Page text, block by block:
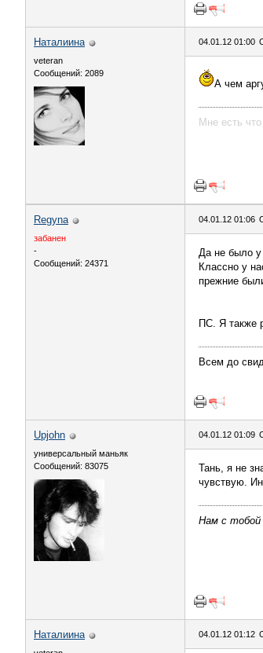
Наталиина
veteran
Сообщений: 2089
04.01.12 01:00
А чем
Мне есть
Regyna
забанен
-
Сообщений: 24371
04.01.12 01:06
Да не было у
Классно у
прежние
ПС. Я также
Всем до
Upjohn
универсальный маньяк
Сообщений: 83075
04.01.12 01:09
Тань, я не
чувствую.
Нам с тобой
Наталиина 04.01.12 01:12